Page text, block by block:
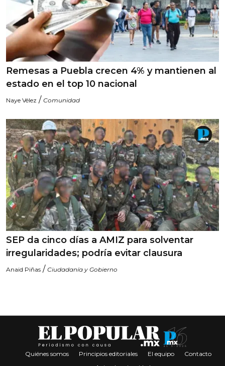
Remesas a Puebla crecen 4% y mantienen al
estado en el top 10 nacional
Naye Vélez / Comunidad
SEP da cinco días a AMIZ para solventar
irregularidades; podría evitar clausura
Anaid Piñas / Ciudadanía y Gobierno
Quiénes somos Principios editoriales El equipo
Contacto